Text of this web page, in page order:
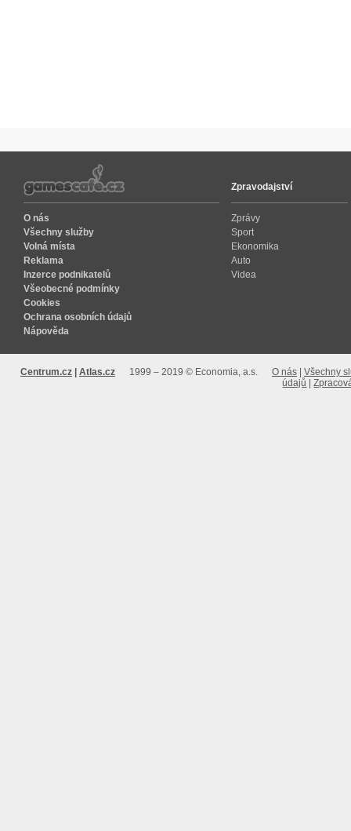
O nás
Všechny služby
Volná místa
Reklama
Inzerce podnikatelů
Všeobecné podmínky
Cookies
Ochrana osobních údajů
Nápověda
Zpravodajství
Zprávy
Sport
Ekonomika
Auto
Videa
Centrum.cz Atlas.cz 1999 – 2019 © Economia, a.s. O nás
Všechny
údajů